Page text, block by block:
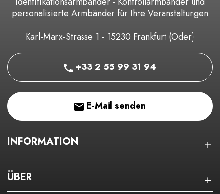
Karl-Marx-Strasse 1 - 15230 Frankfurt (Oder)
+33 2 55 99 31 94
E-Mail senden
INFORMATION
ÜBER